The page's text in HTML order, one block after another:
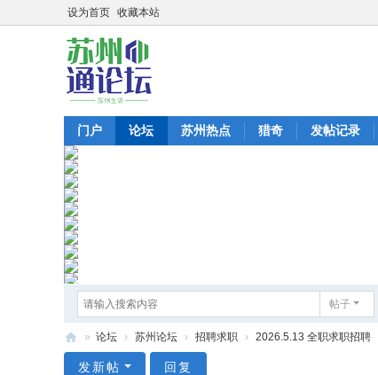
设为首页 收藏本站
门户 论坛 苏州热点 猎奇 发帖记录
帖子
» 论坛 › 苏州论坛 › 招聘求职 › 2026.5.13 全职求职招聘
发新帖 回复